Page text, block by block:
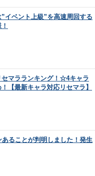
イベント上級”を高速周回する
セマラランキング！☆4キャラ
【最新キャラ対応リセマラ】
ることが判明しました！発生